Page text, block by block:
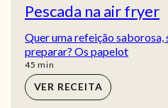
Pescada na air fryer
Quer uma refeição saborosa,
preparar? Os papelot
45 min
min
VER RECEITA